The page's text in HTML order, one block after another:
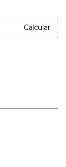
Calcular